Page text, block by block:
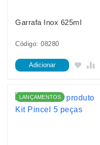
Garrafa Inox 625ml
Código: 08280
Adicionar
LANÇAMENTOS